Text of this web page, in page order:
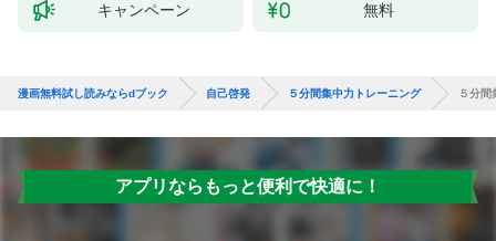
キャンペーン 無料
漫画無料試し読みならdブック 自己啓発 ５分間集中力トレーニング ５分間
アプリならもっと便利で快適に！